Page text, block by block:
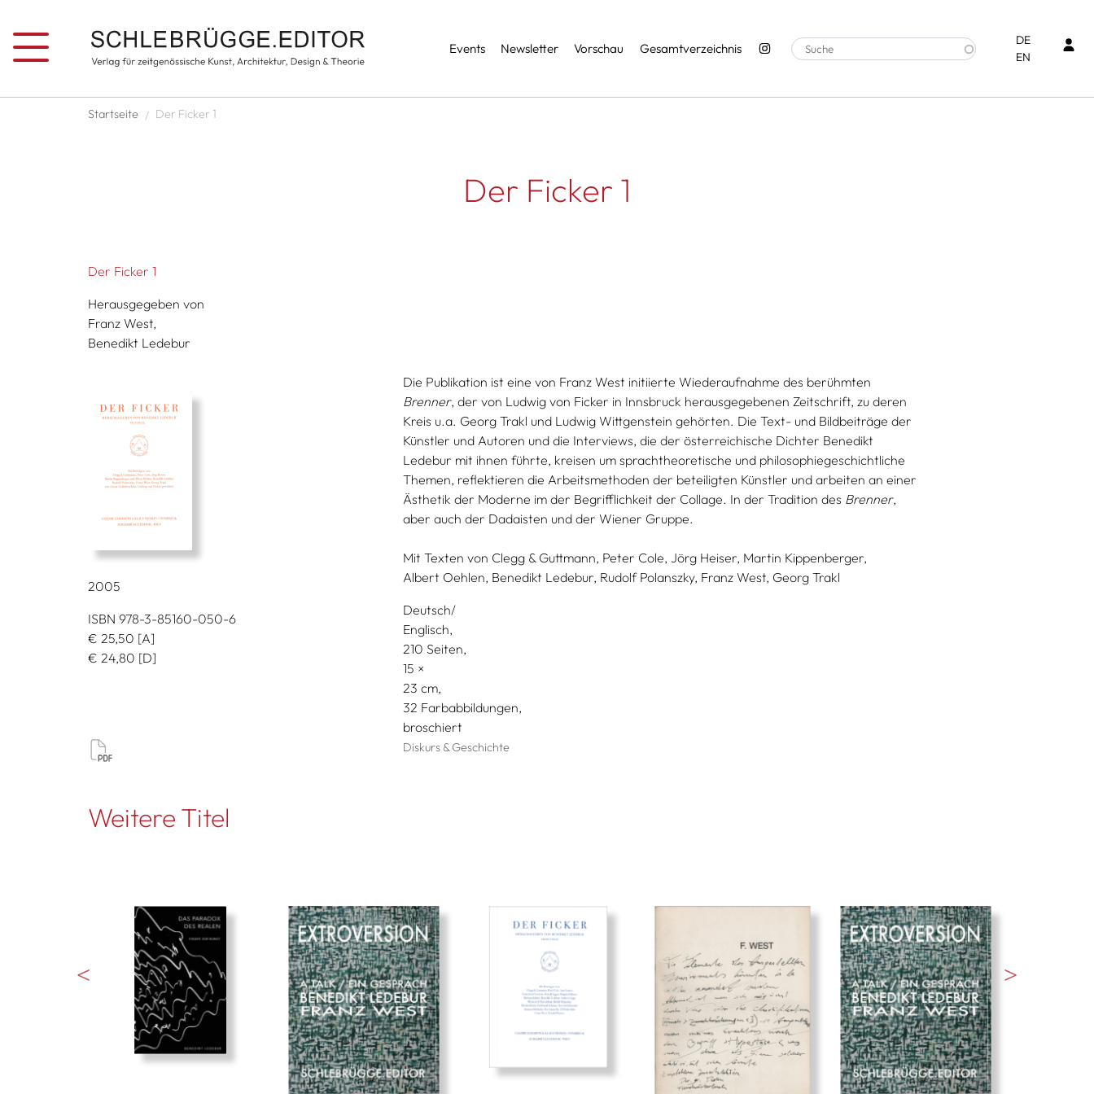
Services
Events Newsletter Vorschau Gesamtverzeichnis
DE
EN
Pfadnavigation
Startseite Der Ficker 1
Der Ficker 1
Der Ficker 1
Herausgegeben von
Franz West,
Benedikt Ledebur
2005
ISBN 978-3-85160-050-6
€ 25,50 [A]
€ 24,80 [D]
Die Publikation ist eine von Franz West initiierte Wiederaufnahme des berühmten
Brenner, der von Ludwig von Ficker in Innsbruck herausgegebenen Zeitschrift, zu deren
Kreis u.a. Georg Trakl und Ludwig Wittgenstein gehörten. Die Text- und Bildbeiträge der
Künstler und Autoren und die Interviews, die der österreichische Dichter Benedikt
Ledebur mit ihnen führte, kreisen um sprachtheoretische und philosophiegeschichtliche
Themen, reflektieren die Arbeitsmethoden der beteiligten Künstler und arbeiten an einer
Ästhetik der Moderne im der Begrifflichkeit der Collage. In der Tradition des Brenner,
aber auch der Dadaisten und der Wiener Gruppe.
Mit Texten von Clegg & Guttmann, Peter Cole, Jörg Heiser, Martin Kippenberger,
Albert Oehlen, Benedikt Ledebur, Rudolf Polanszky, Franz West, Georg Trakl
Deutsch/
Englisch
210 Seiten,
15
23
32 Farbabbildungen
broschiert
Diskurs & Geschichte
Weitere Titel